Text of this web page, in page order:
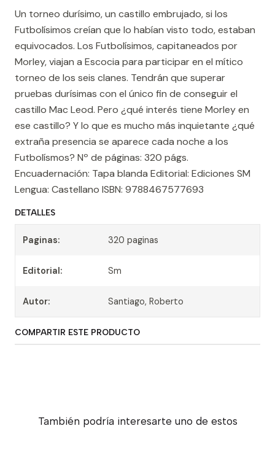
Un torneo durísimo, un castillo embrujado, si los
Futbolísimos creían que lo habían visto todo, estaban
equivocados. Los Futbolísimos, capitaneados por
Morley, viajan a Escocia para participar en el mítico
torneo de los seis clanes. Tendrán que superar
pruebas durísimas con el único fin de conseguir el
castillo Mac Leod. Pero ¿qué interés tiene Morley en
ese castillo? Y lo que es mucho más inquietante ¿qué
extraña presencia se aparece cada noche a los
Futbolísmos? Nº de páginas: 320 págs.
Encuadernación: Tapa blanda Editorial: Ediciones SM
Lengua: Castellano ISBN: 9788467577693
DETALLES
Paginas: 320 paginas
Editorial: Sm
Autor: Santiago, Roberto
COMPARTIR ESTE PRODUCTO
También podría interesarte uno de estos